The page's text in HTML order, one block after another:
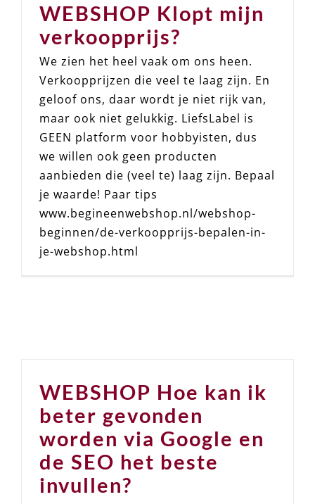
WEBSHOP Klopt mijn
verkoopprijs?
We zien het heel vaak om ons heen.
Verkoopprijzen die veel te laag zijn. En
geloof ons, daar wordt je niet rijk van,
maar ook niet gelukkig. LiefsLabel is
GEEN platform voor hobbyisten, dus
we willen ook geen producten
aanbieden die (veel te) laag zijn. Bepaal
je waarde! Paar tips
www.begineenwebshop.nl/webshop-
beginnen/de-verkoopprijs-bepalen-in-
je-webshop.html
WEBSHOP Hoe kan ik
beter gevonden
worden via Google en
de SEO het beste
invullen?